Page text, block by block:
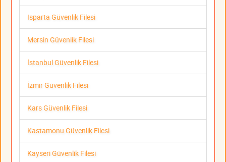
Isparta Güvenlik Filesi
Mersin Güvenlik Filesi
İstanbul Güvenlik Filesi
İzmir Güvenlik Filesi
Kars Güvenlik Filesi
Kastamonu Güvenlik Filesi
Kayseri Güvenlik Filesi